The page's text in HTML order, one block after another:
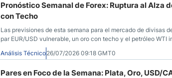
Pronóstico Semanal de Forex: Ruptura al Alza
con Techo
Las previsiones de esta semana para el mercado de divisas
par EUR/USD vulnerable, un oro con techo y el petróleo WTI
Análisis Técnico26/07/2026 09:18 GMT0
Pares en Foco de la Semana: Plata, Oro, USD/